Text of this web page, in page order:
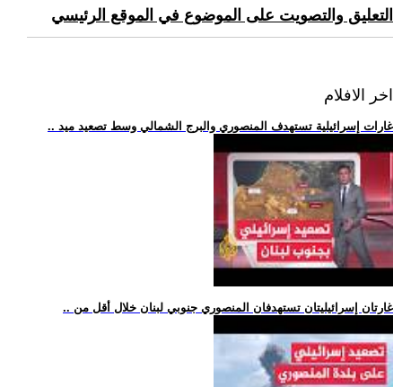
التعليق والتصويت على الموضوع في الموقع الرئيسي
اخر الافلام
.. غارات إسرائيلية تستهدف المنصوري والبرج الشمالي وسط تصعيد ميد
.. غارتان إسرائيليتان تستهدفان المنصوري جنوبي لبنان خلال أقل من